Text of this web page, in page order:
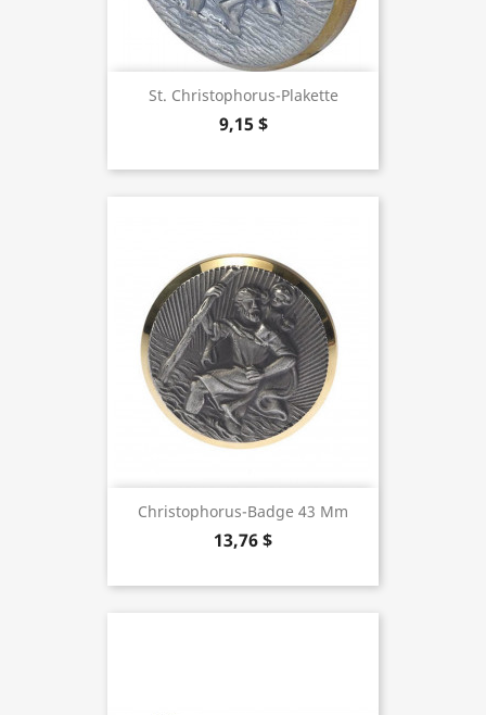
St. Christophorus-Plakette
9,15 $
Christophorus-Badge 43 Mm
13,76 $